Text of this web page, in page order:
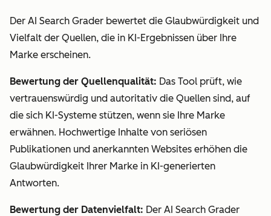
Der AI Search Grader bewertet die Glaubwürdigkeit und
Vielfalt der Quellen, die in KI-Ergebnissen über Ihre
Marke erscheinen.
Bewertung der Quellenqualität: Das Tool prüft, wie
vertrauenswürdig und autoritativ die Quellen sind, auf
die sich KI-Systeme stützen, wenn sie Ihre Marke
erwähnen. Hochwertige Inhalte von seriösen
Publikationen und anerkannten Websites erhöhen die
Glaubwürdigkeit Ihrer Marke in KI-generierten
Antworten.
Bewertung der Datenvielfalt: Der AI Search Grader